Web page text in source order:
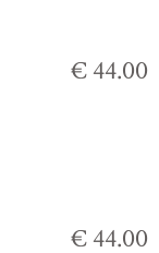
€ 44.00
€ 44.00